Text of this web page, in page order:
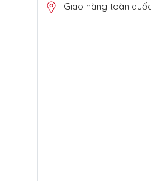
Giao hàng toàn